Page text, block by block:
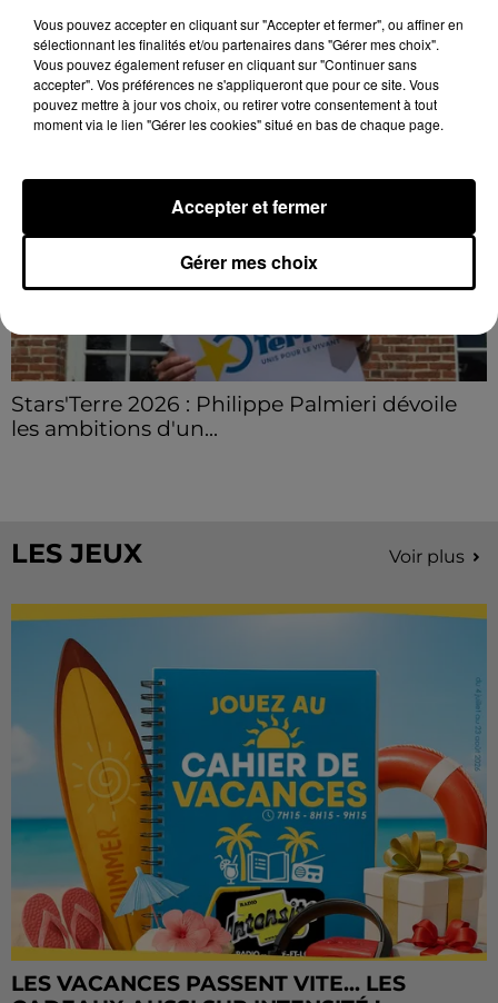
LE GRAND FORMAT Voir plus
Stars'Terre 2026 : Philippe Palmieri dévoile
les ambitions d'un...
LES JEUX Voir plus
LES VACANCES PASSENT VITE... LES
Vous pouvez accepter en cliquant sur "Accepter et fermer", ou affiner en
sélectionnant les finalités et/ou partenaires dans "Gérer mes choix".
Vous pouvez également refuser en cliquant sur "Continuer sans
accepter". Vos préférences ne s'appliqueront que pour ce site. Vous
pouvez mettre à jour vos choix, ou retirer votre consentement à tout
moment via le lien "Gérer les cookies" situé en bas de chaque page.
Gérer mes choix
Accepter et fermer